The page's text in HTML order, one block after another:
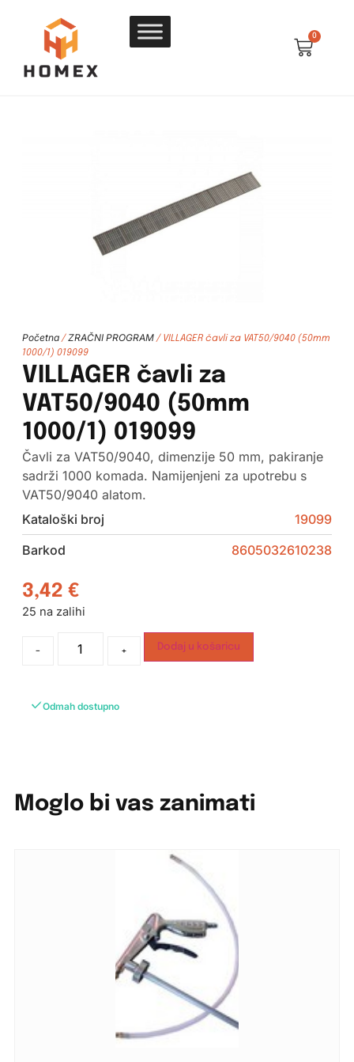
0
Početna/ ZRAČNI PROGRAM/ VILLAGER čavli za VAT50/9040 (50mm
1000/1) 019099
VILLAGER čavli za
VAT50/9040 (50mm
1000/1) 019099
Čavli za VAT50/9040, dimenzije 50 mm, pakiranje
sadrži 1000 komada. Namijenjeni za upotrebu s
VAT50/9040 alatom.
Kataloški broj
19099
Barkod
8605032610238
3,42 €
25 na zalihi
- + Dodaj u košaricu
Odmah dostupno
Moglo bi vas zanimati